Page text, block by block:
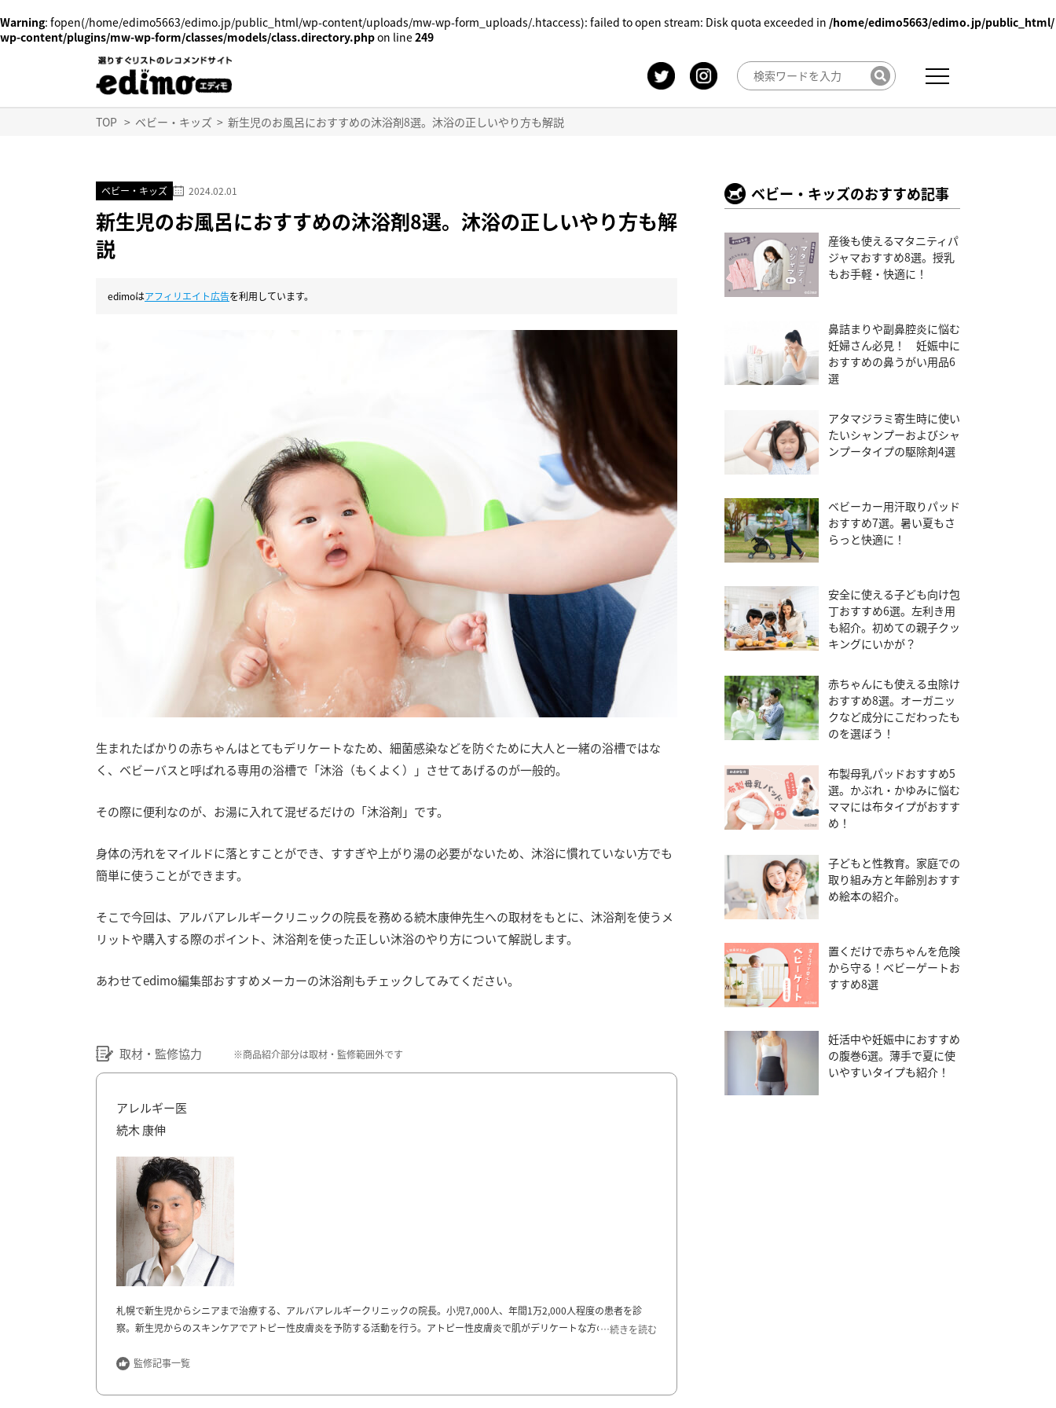
Warning: fopen(/home/edimo5663/edimo.jp/public_html/wp-content/uploads/mw-wp-form_uploads/.htaccess): failed to open stream: Disk quota exceeded in /home/edimo5663/edimo.jp/public_html/
wp-content/plugins/mw-wp-form/classes/models/class.directory.phpon line249
TOP > ベビー・キッズ > 新生児のお風呂におすすめの沐浴剤8選。沐浴の正しいやり方も解説
ベビー・キッズ 2024.02.01
新生児のお風呂におすすめの沐浴剤8選。沐浴の正しいやり方も解
説
edimoはアフィリエイト広告を利用しています。
生まれたばかりの赤ちゃんはとてもデリケートなため、細菌感染などを防ぐために大人と一緒の浴槽ではな
く、ベビーバスと呼ばれる専用の浴槽で「沐浴（もくよく）」させてあげるのが一般的。
その際に便利なのが、お湯に入れて混ぜるだけの「沐浴剤」です。
身体の汚れをマイルドに落とすことができ、すすぎや上がり湯の必要がないため、沐浴に慣れていない方でも
簡単に使うことができます。
そこで今回は、アルバアレルギークリニックの院長を務める続木康伸先生への取材をもとに、沐浴剤を使うメ
リットや購入する際のポイント、沐浴剤を使った正しい沐浴のやり方について解説します。
あわせてedimo編集部おすすめメーカーの沐浴剤もチェックしてみてください。
取材・監修協力 ※商品紹介部分は取材・監修範囲外です
アレルギー医
続木 康伸
…続きを読む
札幌で新生児からシニアまで治療する、アルバアレルギークリニックの院長。小児7,000人、年間1万2,000人程度の患者を診
察。新生児からのスキンケアでアトピー性皮膚炎を予防する活動を行う。アトピー性皮膚炎で肌がデリケートな方の医療脱毛を
本テレビ系「カズレーザーと学ぶ。」に出演。
アルバアレルギークリニック
監修記事一覧
ベビー・キッズのおすすめ記事
産後も使えるマタニティパ
ジャマおすすめ8選。授乳
もお手軽・快適に！
鼻詰まりや副鼻腔炎に悩む
妊婦さん必見！ 妊娠中に
おすすめの鼻うがい用品6
選
アタマジラミ寄生時に使い
たいシャンプーおよびシャ
ンプータイプの駆除剤4選
ベビーカー用汗取りパッド
おすすめ7選。暑い夏もさ
らっと快適に！
安全に使える子ども向け包
丁おすすめ6選。左利き用
も紹介。初めての親子クッ
キングにいかが？
赤ちゃんにも使える虫除け
おすすめ8選。オーガニッ
クなど成分にこだわったも
のを選ぼう！
布製母乳パッドおすすめ5
選。かぶれ・かゆみに悩む
ママには布タイプがおすす
め！
子どもと性教育。家庭での
取り組み方と年齢別おすす
め絵本の紹介。
置くだけで赤ちゃんを危険
から守る！ベビーゲートお
すすめ8選
妊活中や妊娠中におすすめ
の腹巻6選。薄手で夏に使
いやすいタイプも紹介！